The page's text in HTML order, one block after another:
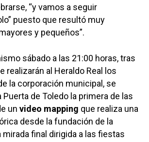
“y vamos a seguir
puesto que resultó muy
y pequeños”.
sábado a las 21:00 horas, tras
realizarán al Heraldo Real los
la corporación municipal, se
Puerta de Toledo la primera de las
un video mapping que realiza una
desde la fundación de la
mirada final dirigida a las fiestas